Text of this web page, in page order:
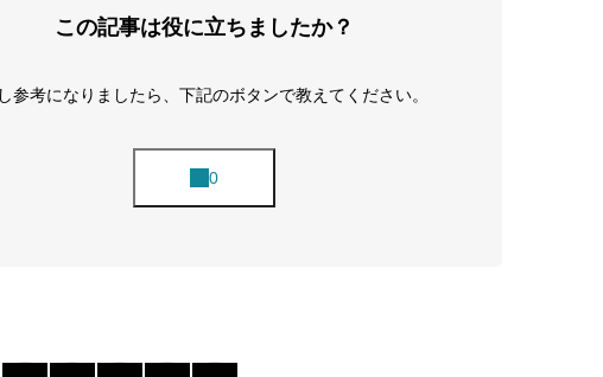
この記事は役に立ちましたか？
参考になりましたら、下記のボタンで教えてください。